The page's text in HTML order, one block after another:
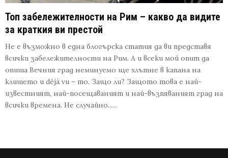
Топ забележителности на Рим – какво да видите
за краткия ви престой
Не е възможно в една блогърска статия да ви представя
всички забележителности на Рим. А и всеки мой опит да
опиша Вечния град неминуемо ще хлътне в капана на
клишето и déjà vu – то. Защо ли? Защото това е най-
известният, най-посещаваният и най-възпяваният град на
всички времена. Не случайно......